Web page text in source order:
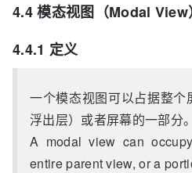
4.4 模态视图（Modal View
4.4.1 定义
一个模态视图可以占据整
浮出层）或者屏幕的一部分。
A modal view can
entire parent view, or a